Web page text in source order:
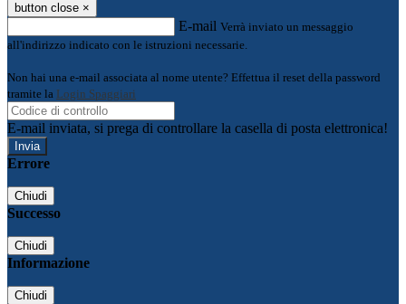
button close ×
E-mail Verrà inviato un messaggio
all'indirizzo indicato con le istruzioni necessarie.
Non hai una e-mail associata al nome utente? Effettua il reset della password
tramite la Login Spaggiari
E-mail inviata, si prega di controllare la casella di posta elettronica!
Errore
Chiudi
Successo
Chiudi
Informazione
Chiudi